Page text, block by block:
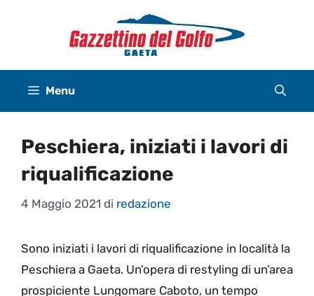
Menu
Peschiera, iniziati i lavori di
riqualificazione
4 Maggio 2021 di redazione
Sono iniziati i lavori di riqualificazione in località la
Peschiera a Gaeta. Un’opera di restyling di un’area
prospiciente Lungomare Caboto, un tempo